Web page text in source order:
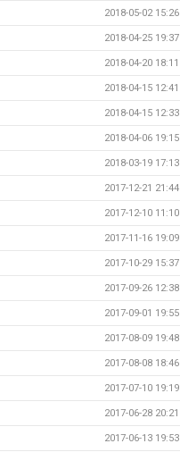
2018-05-02 15:26
2018-04-25 19:37
2018-04-20 18:11
2018-04-15 12:41
2018-04-15 12:33
2018-04-06 19:15
2018-03-19 17:13
2017-12-21 21:44
2017-12-10 11:10
2017-11-16 19:09
2017-10-29 15:37
2017-09-26 12:38
2017-09-01 19:55
2017-08-09 19:48
2017-08-08 18:46
2017-07-10 19:19
2017-06-28 20:21
2017-06-13 19:53